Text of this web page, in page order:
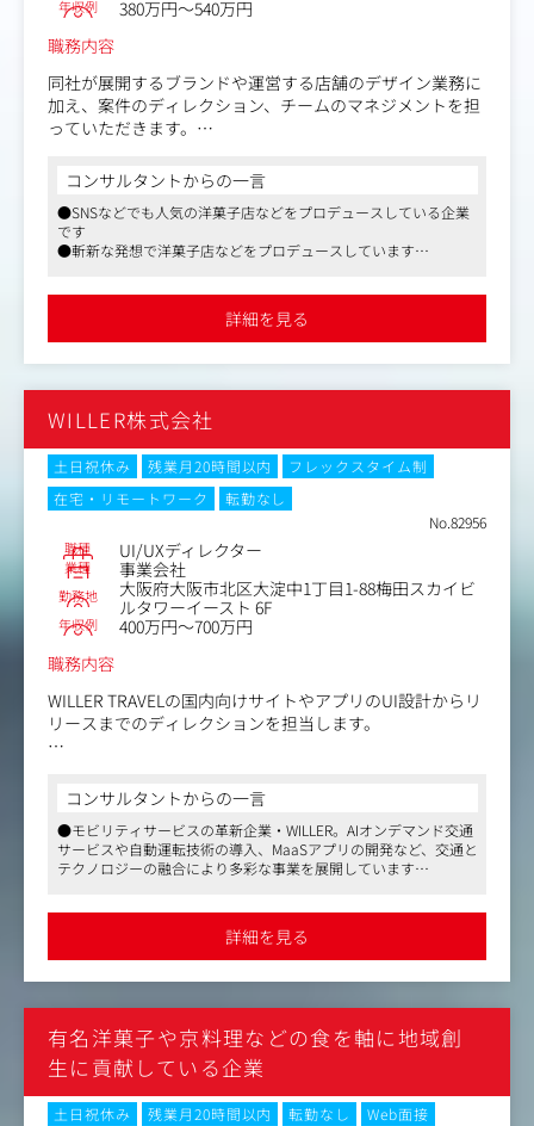
いくことができる『ものづくり』の醍醐味が味わえるやり
がいある環境です。
即戦力として、デザイン課の中核を担っていただける方を
求めています。
年収例
380万円～540万円
職務内容
同社が展開するブランドや運営する店舗のデザイン業務に
加え、案件のディレクション、チームのマネジメントを担
っていただきます。
計の部分から携わることが出来ます。
ease等の多様なメニューのパッケージデザインなど、クリ
エイティブな制作が可能です。
〈主な制作物〉
より上流の部分に携わっていただくこともございます。
プロジェクトの要件定義段階から参画いただき、社内のシ
応を踏まえて、携わり続けることが可能です。
商品パッケージ全般 制作、外装 ギフトボックス、個包装
等、ショッパー、ブランド リーフレット、ショップカー
ド、名刺、プライスカード、店頭ポスター、ブランドサイ
また、既存店舗だけでなく、今後予定されている新規店舗
のデザインにも携われます。
店舗の集客のためのアイデア提案も積極的に行える環境と
に意見やアイデアを出し合っている環境です。
そのため、デザイナーとして企画・提案力などを伸ばして
いきたい方大歓迎です。
コンサルタントからの一言
●SNSなどでも人気の洋菓子店などをプロデュースしている企業
です
●斬新な発想で洋菓子店などをプロデュースしています
詳細を見る
WILLER株式会社
土日祝休み 残業月20時間以内
フレックスタイム制
在宅・リモートワーク
転勤なし
No.82956
職種 UI/UXディレクター
業種 事業会社
勤務地
大阪府大阪市北区大淀中1丁目1-88梅田スカイビ
ルタワーイースト 6F
年収例
400万円～700万円
職務内容
WILLER TRAVELの国内向けサイトやアプリのUI設計からリ
リースまでのディレクションを担当します。
●UXリサーチと仮説構築
ユーザー調査や他のアプリなども調査をし、旅行者により
刺さるサイト/アプリを再定義していただきます。
●要件定義とUIプロトタイピング
企画内容をスピーディに可視化すべく、操作感や世界観が
をリードしていただきます。
●ディレクションとクオリティ管理
●数値に基づく継続的なUX改善
リリース後は、ユーザー行動データやヒートマップ分析を
行い、UIの微調整や機能改善のサイクルをリードしていた
だきます。
コンサルタントからの一言
●モビリティサービスの革新企業・WILLER。AIオンデマンド交通
サービスや自動運転技術の導入、MaaSアプリの開発など、交通と
テクノロジーの融合により多彩な事業を展開しています
度、パパママ育休制度ありなど長く働きやすい環境が整っていま
詳細を見る
有名洋菓子や京料理などの食を軸に地域創
生に貢献している企業
土日祝休み 残業月20時間以内 転勤なし
Web面接